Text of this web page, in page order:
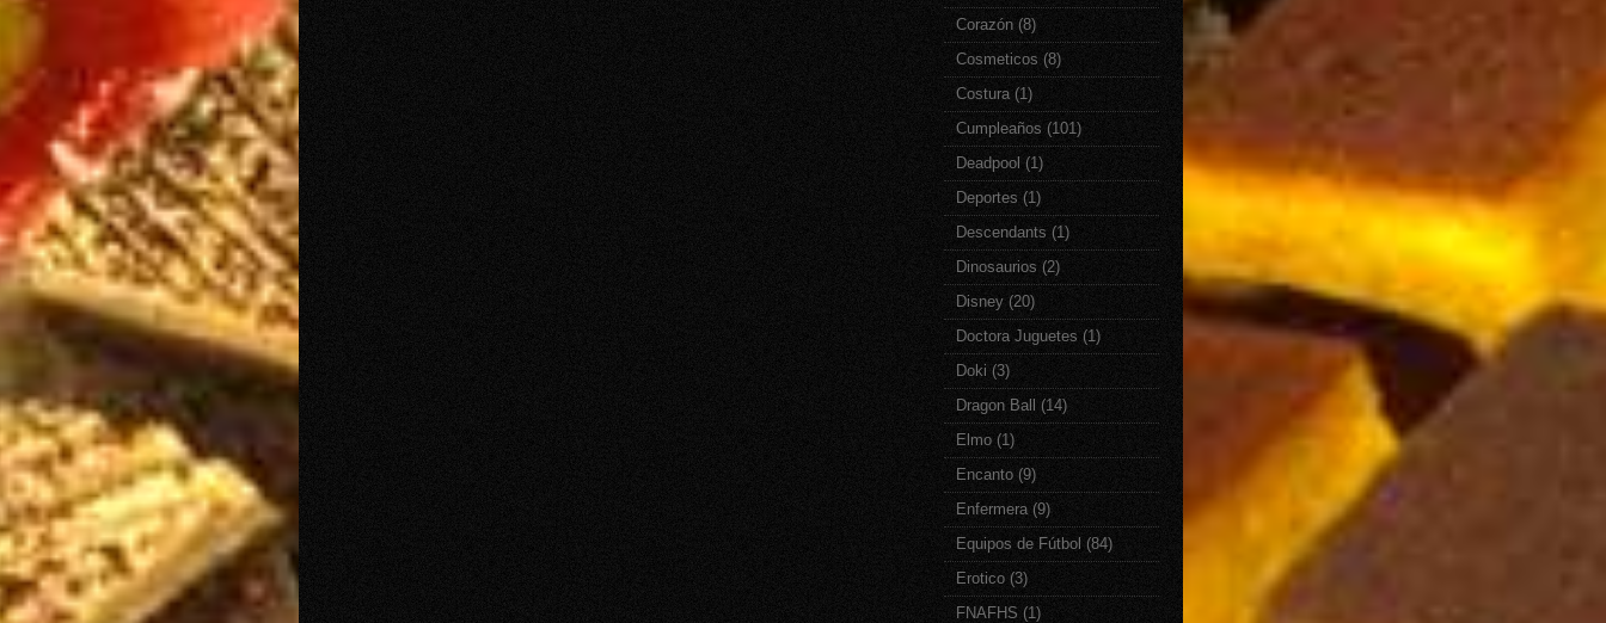
Corazón (8)
Cosmeticos (8)
Costura (1)
Cumpleaños (101)
Deadpool (1)
Deportes (1)
Descendants (1)
Dinosaurios (2)
Disney (20)
Doctora Juguetes (1)
Doki (3)
Dragon Ball
(14)
Elmo (1)
Encanto (9)
Enfermera (9)
Equipos de Fútbol (84)
Erotico (3)
FNAFHS (1)